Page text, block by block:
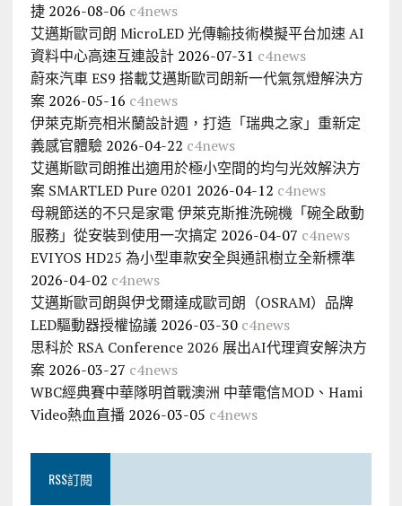
捷 2026-08-06 c4news
艾邁斯歐司朗 MicroLED 光傳輸技術模擬平台加速 AI
資料中心高速互連設計 2026-07-31 c4news
蔚來汽車 ES9 搭載艾邁斯歐司朗新一代氣氛燈解決方
案 2026-05-16 c4news
伊萊克斯亮相米蘭設計週，打造「瑞典之家」重新定
義感官體驗 2026-04-22 c4news
艾邁斯歐司朗推出適用於極小空間的均勻光效解決方
案 SMARTLED Pure 0201 2026-04-12 c4news
母親節送的不只是家電 伊萊克斯推洗碗機「碗全啟動
服務」從安裝到使用一次搞定 2026-04-07 c4news
EVIYOS HD25 為小型車款安全與通訊樹立全新標準
2026-04-02 c4news
艾邁斯歐司朗與伊戈爾達成歐司朗（OSRAM）品牌
LED驅動器授權協議 2026-03-30 c4news
思科於 RSA Conference 2026 展出AI代理資安解決方
案 2026-03-27 c4news
WBC經典賽中華隊明首戰澳洲 中華電信MOD、Hami
Video熱血直播 2026-03-05 c4news
RSS訂閱